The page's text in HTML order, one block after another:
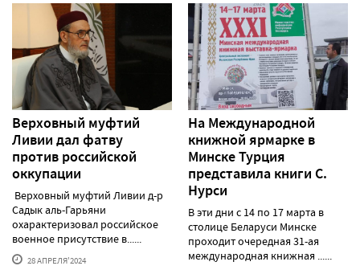
Верховный муфтий
Ливии дал фатву
против российской
оккупации
Верховный муфтий Ливии д-р
Садык аль-Гарьяни
охарактеризовал российское
военное присутствие в......
28 АПРЕЛЯ'2024
На Международной
книжной ярмарке в
Минске Турция
представила книги С.
Нурси
В эти дни с 14 по 17 марта в
столице Беларуси Минске
проходит очередная 31-ая
международная книжная ......